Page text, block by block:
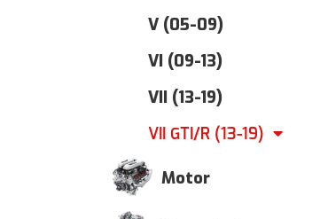
V (05-09)
VI (09-13)
VII (13-19)
VII GTI/R (13-19)
Motor